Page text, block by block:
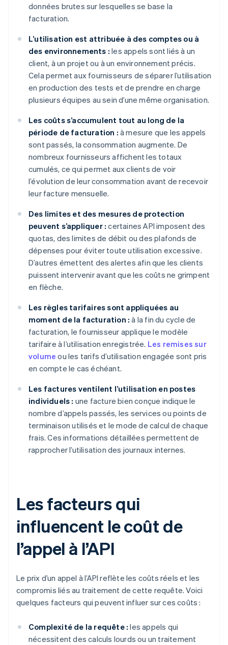
données brutes sur lesquelles se base la
facturation.
L’utilisation est attribuée à des comptes ou à
des environnements : les appels sont liés à un
client, à un projet ou à un environnement précis.
Cela permet aux fournisseurs de séparer l’utilisation
en production des tests et de prendre en charge
plusieurs équipes au sein d’une même organisation.
Les coûts s’accumulent tout au long de la
période de facturation : à mesure que les appels
sont passés, la consommation augmente. De
nombreux fournisseurs affichent les totaux
cumulés, ce qui permet aux clients de voir
l’évolution de leur consommation avant de recevoir
leur facture mensuelle.
Des limites et des mesures de protection
peuvent s’appliquer : certaines API imposent des
quotas, des limites de débit ou des plafonds de
dépenses pour éviter toute utilisation excessive.
D’autres émettent des alertes afin que les clients
puissent intervenir avant que les coûts ne grimpent
en flèche.
Les règles tarifaires sont appliquées au
moment de la facturation : à la fin du cycle de
facturation, le fournisseur applique le modèle
tarifaire à l’utilisation enregistrée. Les remises sur
volume ou les tarifs d’utilisation engagée sont pris
en compte le cas échéant.
Les factures ventilent l’utilisation en postes
individuels : une facture bien conçue indique le
nombre d’appels passés, les services ou points de
terminaison utilisés et le mode de calcul de chaque
frais. Ces informations détaillées permettent de
rapprocher l’utilisation des journaux internes.
Les facteurs qui
influencent le coût de
l’appel à l’API
Le prix d’un appel à l’API reflète les coûts réels et les
compromis liés au traitement de cette requête. Voici
quelques facteurs qui peuvent influer sur ces coûts :
Complexité de la requête : les appels qui
nécessitent des calculs lourds ou un traitement